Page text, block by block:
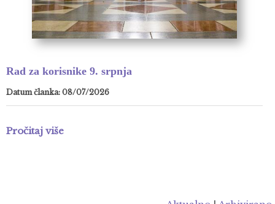
Rad za korisnike 9. srpnja
Datum članka: 08/07/2026
Pročitaj više